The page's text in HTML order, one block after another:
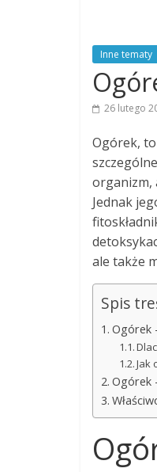
Inne tematy
26 lutego
Ogórek,
organizm,
Jednak
ale także
Spis
Ogórek
Jak
Ogórek